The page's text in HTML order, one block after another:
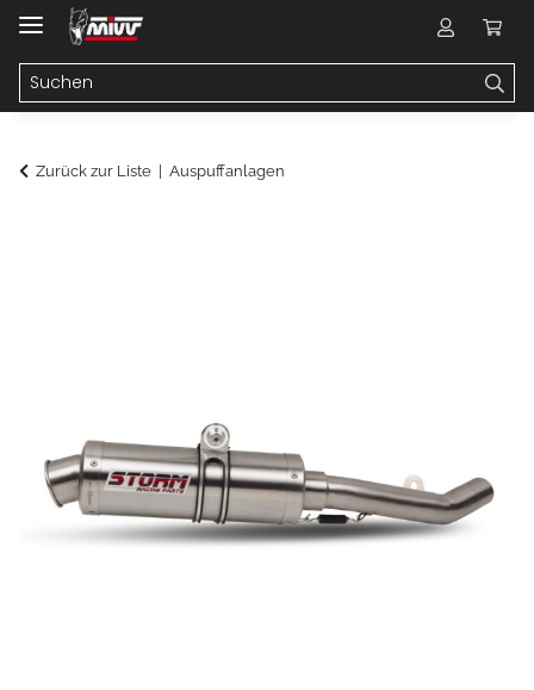
Zurück zur Liste Auspuffanlagen